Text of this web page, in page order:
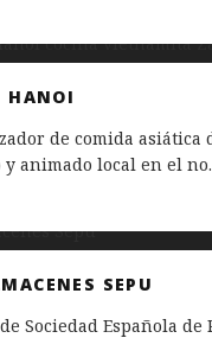
HANOI
de comida asiática
y animado local en el no
SEPU
Sociedad Española de